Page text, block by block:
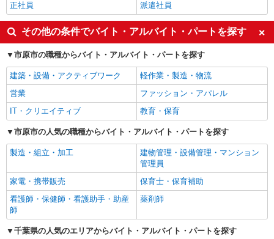
正社員
派遣社員
その他の条件でバイト・アルバイト・パートを探す
市原市の職種からバイト・アルバイト・パートを探す
建築・設備・アクティブワーク
軽作業・製造・物流
営業
ファッション・アパレル
IT・クリエイティブ
教育・保育
市原市の人気の職種からバイト・アルバイト・パートを探す
製造・組立・加工
建物管理・設備管理・マンション
管理員
家電・携帯販売
保育士・保育補助
看護師・保健師・看護助手・助産
師
薬剤師
千葉県の人気のエリアからバイト・アルバイト・パートを探す